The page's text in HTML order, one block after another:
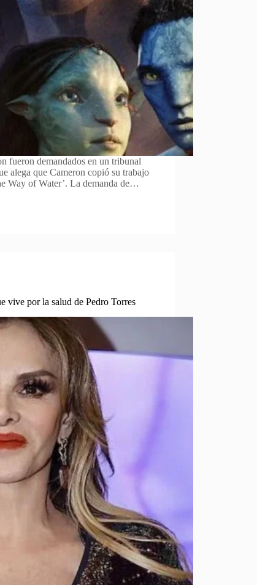
fueron demandados en un tribunal
alega que Cameron copió su trabajo
Way of Water’. La demanda de…
vive por la salud de Pedro Torres